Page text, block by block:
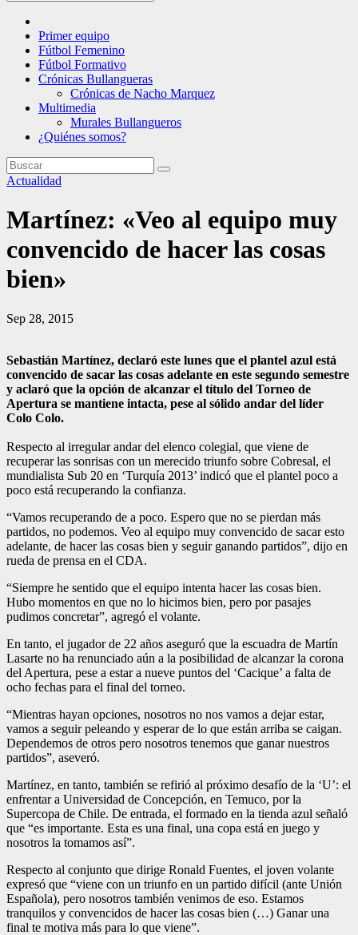
Primer equipo
Fútbol Femenino
Fútbol Formativo
Crónicas Bullangueras
Crónicas de Nacho Marquez
Multimedia
Murales Bullangueros
¿Quiénes somos?
Actualidad
Martínez: «Veo al equipo muy
convencido de hacer las cosas
bien»
Sep 28, 2015
Sebastián Martínez, declaró este lunes que el plantel azul está
convencido de sacar las cosas adelante en este segundo semestre
y aclaró que la opción de alcanzar el título del Torneo de
Apertura se mantiene intacta, pese al sólido andar del líder
Colo Colo.
Respecto al irregular andar del elenco colegial, que viene de
recuperar las sonrisas con un merecido triunfo sobre Cobresal, el
mundialista Sub 20 en ‘Turquía 2013’ indicó que el plantel poco a
poco está recuperando la confianza.
“Vamos recuperando de a poco. Espero que no se pierdan más
partidos, no podemos. Veo al equipo muy convencido de sacar esto
adelante, de hacer las cosas bien y seguir ganando partidos”, dijo en
rueda de prensa en el CDA.
“Siempre he sentido que el equipo intenta hacer las cosas bien.
Hubo momentos en que no lo hicimos bien, pero por pasajes
pudimos concretar”, agregó el volante.
En tanto, el jugador de 22 años aseguró que la escuadra de Martín
Lasarte no ha renunciado aún a la posibilidad de alcanzar la corona
del Apertura, pese a estar a nueve puntos del ‘Cacique’ a falta de
ocho fechas para el final del torneo.
“Mientras hayan opciones, nosotros no nos vamos a dejar estar,
vamos a seguir peleando y esperar de lo que están arriba se caigan.
Dependemos de otros pero nosotros tenemos que ganar nuestros
partidos”, aseveró.
Martínez, en tanto, también se refirió al próximo desafío de la ‘U’: el
enfrentar a Universidad de Concepción, en Temuco, por la
Supercopa de Chile. De entrada, el formado en la tienda azul señaló
que “es importante. Esta es una final, una copa está en juego y
nosotros la tomamos así”.
Respecto al conjunto que dirige Ronald Fuentes, el joven volante
expresó que “viene con un triunfo en un partido difícil (ante Unión
Española), pero nosotros también venimos de eso. Estamos
tranquilos y convencidos de hacer las cosas bien (…) Ganar una
final te motiva más para lo que viene”.